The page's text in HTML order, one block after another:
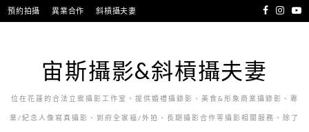
跳
至
預約拍攝 異業合作 斜槓攝夫妻
宙斯攝影&斜槓攝夫妻
位在花蓮的合法立案攝影工作室。提供婚禮攝錄影、美食&形象商業攝錄影、專
業/紀念人像寫真攝影、到府全家福/外拍、長期攝影合作等攝影相關服務。除了